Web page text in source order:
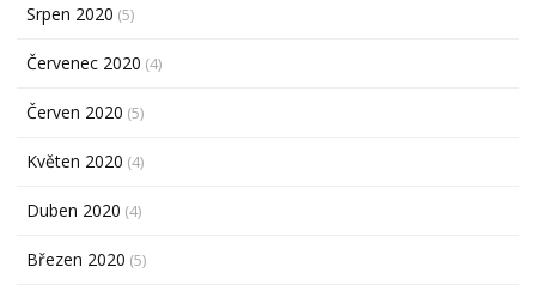
Srpen 2020 (5)
Červenec 2020 (4)
Červen 2020 (5)
Květen 2020 (4)
Duben 2020 (4)
Březen 2020 (5)